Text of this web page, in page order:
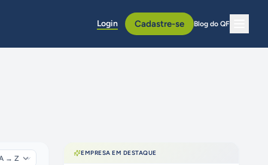
Login Cadastre-se Blog do QF
EMPRESA EM DESTAQUE